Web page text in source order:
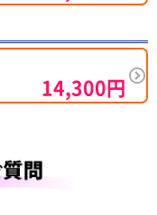
14,300円